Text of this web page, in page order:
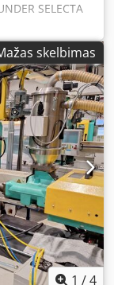
SELECTA
patiems Spalva:
ir apžiūrą
198190
cm Būklė:
skelbimas
1 /4